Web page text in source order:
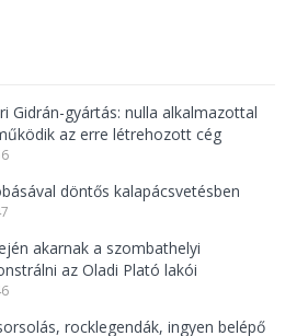
Gidrán-gyártás: nulla alkalmazottal
az erre létrehozott cég
döntős kalapácsvetésben
akarnak a szombathelyi
az Oladi Plató lakói
rocklegendák, ingyen belépő